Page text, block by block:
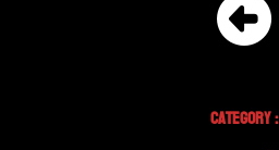
Category :